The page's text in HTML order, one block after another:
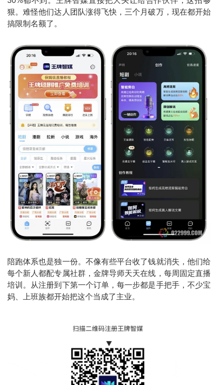
狠。难怪他们达人团队涨得飞快，三个月破万，现在都开始
搞限制名额了。
陪跑体系也是独一份。不像有些平台收了钱就消失，他们给
每个新人都配专属社群，金牌导师天天在线，每周固定直播
培训。从注册到下第一个订单，每一步都是手把手，不少宝
妈、上班族都开始把这个当成了主业。